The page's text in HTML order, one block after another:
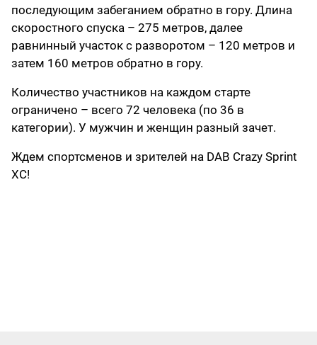
последующим забеганием обратно в гору. Длина
скоростного спуска – 275 метров, далее
равнинный участок с разворотом – 120 метров и
затем 160 метров обратно в гору.
Количество участников на каждом старте
ограничено – всего 72 человека (по 36 в
категории). У мужчин и женщин разный зачет.
Ждем спортсменов и зрителей на DAB Crazy Sprint
XC!